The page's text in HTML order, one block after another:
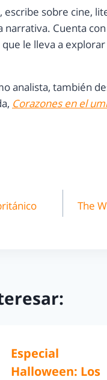
escribe sobre cine,
narrativa. Cuenta
le lleva a
analista, también
Corazones en el
The
Especial
Halloween: Los